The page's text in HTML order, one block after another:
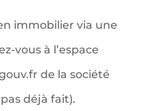
immobilier via une
vous à l’espace
de la société
déjà fait).